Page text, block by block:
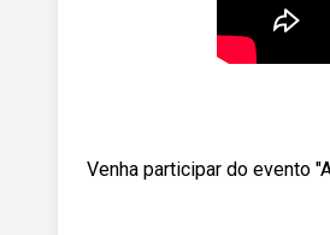
Venha participar do evento